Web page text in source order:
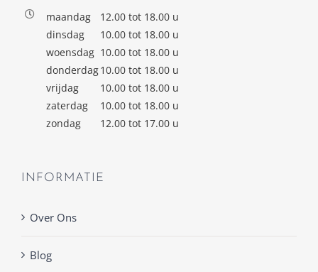
maandag
12.00 tot 18.00 u
dinsdag
10.00 tot 18.00 u
woensdag 10.00 tot 18.00 u
donderdag10.00 tot 18.00 u
vrijdag
10.00 tot 18.00 u
zaterdag
10.00 tot 18.00 u
zondag
12.00 tot 17.00 u
INFORMATIE
Over Ons
Blog